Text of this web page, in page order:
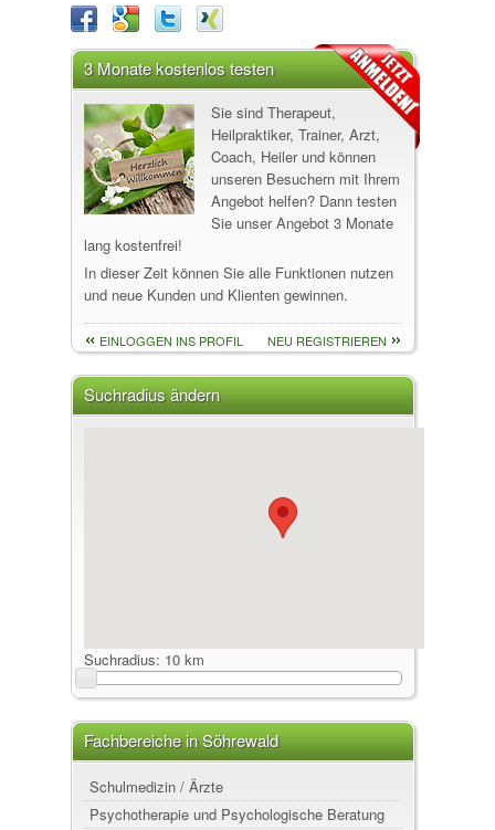
3 Monate kostenlos testen
Sie sind Therapeut,
Heilpraktiker, Trainer, Arzt,
Coach, Heiler und können
unseren Besuchern mit Ihrem
Angebot helfen? Dann testen
Sie unser Angebot 3 Monate
lang kostenfrei!
In dieser Zeit können Sie alle Funktionen nutzen
und neue Kunden und Klienten gewinnen.
EINLOGGEN INS PROFIL NEU REGISTRIEREN
Suchradius ändern
Suchradius: 10 km
Fachbereiche in Söhrewald
Schulmedizin / Ärzte
Psychotherapie und Psychologische Beratung